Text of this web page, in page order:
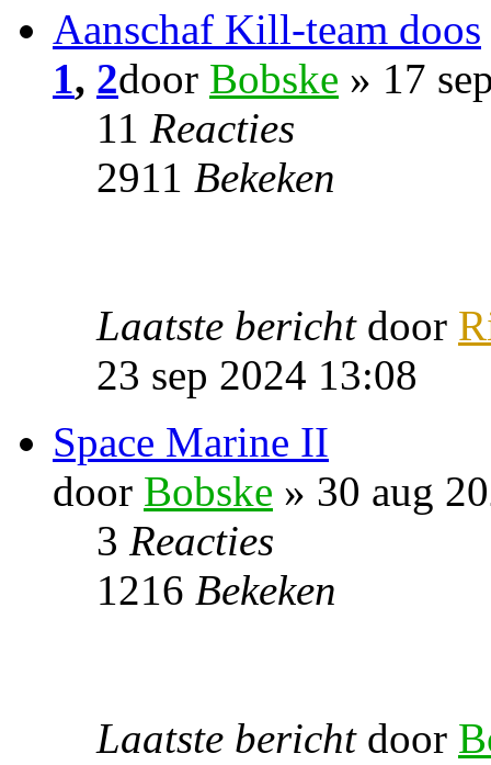
Aanschaf Kill-team doos
1, 2door Bobske » 17
11 Reacties
2911 Bekeken
Laatste bericht door
23 sep 2024 13:08
Space Marine II
door Bobske » 30 aug
3 Reacties
1216 Bekeken
Laatste bericht door